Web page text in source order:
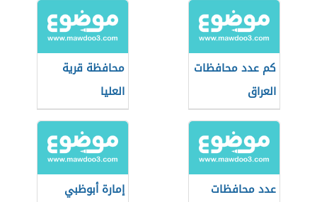
كم عدد محافظات
العراق
محافظة قرية
العليا
عدد محافظات
إمارة أبوظبي